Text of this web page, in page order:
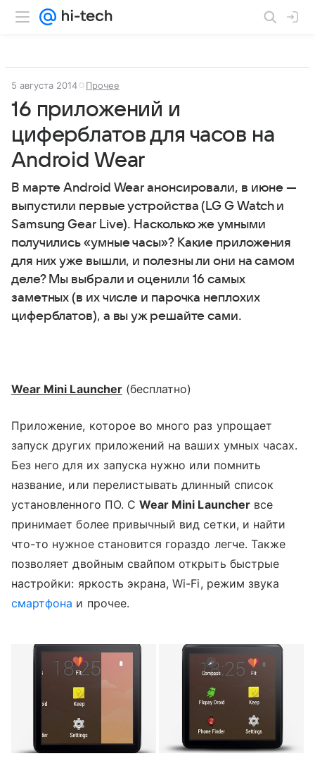
5 августа 2014 Прочее
16 приложений и
циферблатов для часов на
Android Wear
В марте Android Wear анонсировали, в июне —
выпустили первые устройства (LG G Watch и
Samsung Gear Live). Насколько же умными
получились «умные часы»? Какие приложения
для них уже вышли, и полезны ли они на самом
деле? Мы выбрали и оценили 16 самых
заметных (в их числе и парочка неплохих
циферблатов), а вы уж решайте сами.
Wear Mini Launcher(бесплатно)
Приложение, которое во много раз упрощает
запуск других приложений на ваших умных часах.
Без него для их запуска нужно или помнить
название, или перелистывать длинный список
установленного ПО. СWear Mini Launcherвсе
принимает более привычный вид сетки, и найти
что-то нужное становится гораздо легче. Также
позволяет двойным свайпом открыть быстрые
настройки: яркость экрана, Wi-Fi, режим звука
смартфона и прочее.